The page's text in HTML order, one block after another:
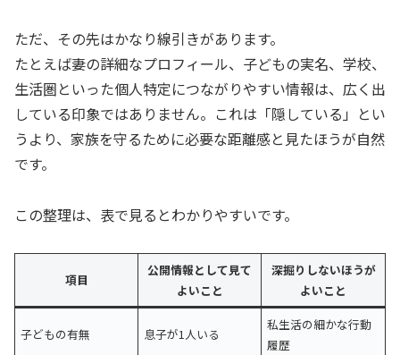
ただ、その先はかなり線引きがあります。
たとえば妻の詳細なプロフィール、子どもの実名、学校、
生活圏といった個人特定につながりやすい情報は、広く出
している印象ではありません。これは「隠している」とい
うより、家族を守るために必要な距離感と見たほうが自然
です。
この整理は、表で見るとわかりやすいです。
項目
公開情報として見て
よいこと
深掘りしないほうが
よいこと
子どもの有無 息子が1人いる
私生活の細かな行動
履歴